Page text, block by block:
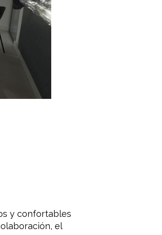
y confortables
el